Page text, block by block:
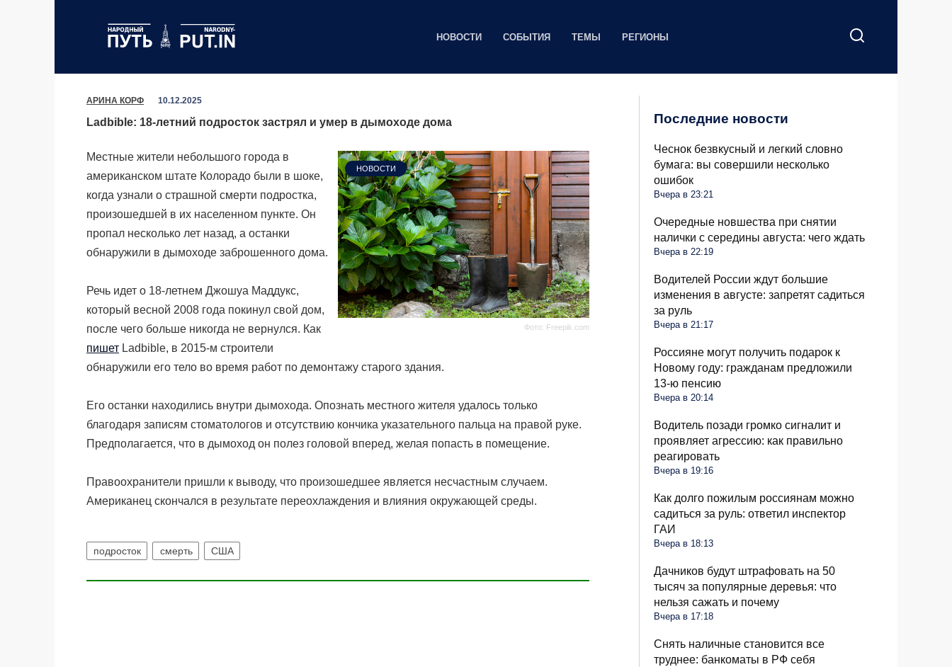
НОВОСТИ СОБЫТИЯ ТЕМЫ РЕГИОНЫ
АРИНА КОРФ 10.12.2025
Ladbible: 18-летний подросток застрял и умер в дымоходе дома
Фото: Freepik.com
НОВОСТИ
Местные жители небольшого города в
американском штате Колорадо были в шоке,
когда узнали о страшной смерти подростка,
произошедшей в их населенном пункте. Он
пропал несколько лет назад, а останки
обнаружили в дымоходе заброшенного дома.
Речь идет о 18-летнем Джошуа Маддукс,
который весной 2008 года покинул свой дом,
после чего больше никогда не вернулся. Как
пишет Ladbible, в 2015-м строители
обнаружили его тело во время работ по демонтажу старого здания.
Его останки находились внутри дымохода. Опознать местного жителя удалось только
благодаря записям стоматологов и отсутствию кончика указательного пальца на правой руке.
Предполагается, что в дымоход он полез головой вперед, желая попасть в помещение.
Правоохранители пришли к выводу, что произошедшее является несчастным случаем.
Американец скончался в результате переохлаждения и влияния окружающей среды.
подросток смерть США
Последние новости
Чеснок безвкусный и легкий словно
бумага: вы совершили несколько
ошибок
Вчера в 23:21
Очередные новшества при снятии
налички с середины августа: чего ждать
Вчера в 22:19
Водителей России ждут большие
изменения в августе: запретят садиться
за руль
Вчера в 21:17
Россияне могут получить подарок к
Новому году: гражданам предложили
13-ю пенсию
Вчера в 20:14
Водитель позади громко сигналит и
проявляет агрессию: как правильно
реагировать
Вчера в 19:16
Как долго пожилым россиянам можно
садиться за руль: ответил инспектор
ГАИ
Вчера в 18:13
Дачников будут штрафовать на 50
тысяч за популярные деревья: что
нельзя сажать и почему
Вчера в 17:18
Снять наличные становится все
труднее: банкоматы в РФ себя